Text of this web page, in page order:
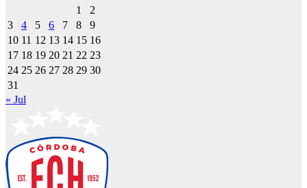
1
2
3
4 5 6 7 8
9
10 11 12 13 14 15 16
17 18 19 20 21 22 23
24 25 26 27 28 29 30
31
« Jul